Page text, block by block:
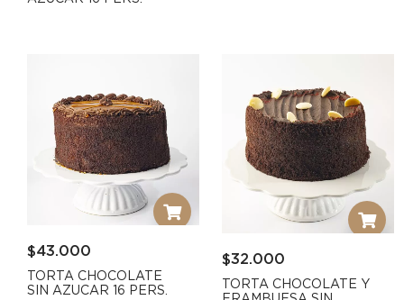
$43.000
TORTA CHOCOLATE
SIN AZUCAR 16 PERS.
$32.000
TORTA CHOCOLATE Y